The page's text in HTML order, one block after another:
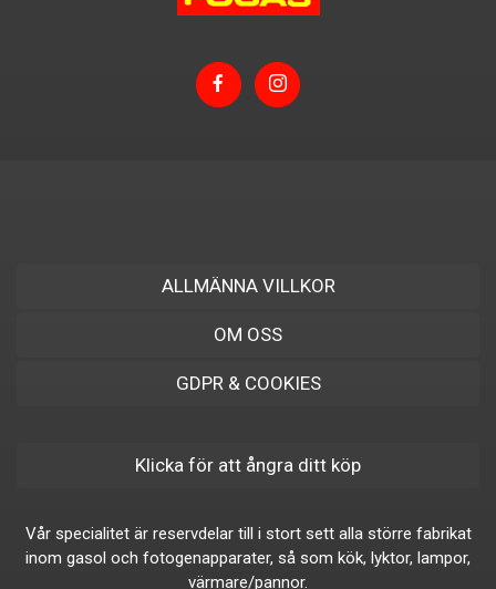
ALLMÄNNA VILLKOR
OM OSS
GDPR & COOKIES
Klicka för att ångra ditt köp
Vår specialitet är reservdelar till i stort sett alla större fabrikat
inom gasol och fotogenapparater, så som kök, lyktor, lampor,
värmare/pannor.